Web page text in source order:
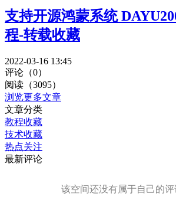
支持开源鸿蒙系统
程-转载收藏
2022-03-16 13:45
评论（0）
阅读（3095）
浏览更多文章
文章分类
教程收藏
技术收藏
热点关注
最新评论
该空间还没有属于自己的评